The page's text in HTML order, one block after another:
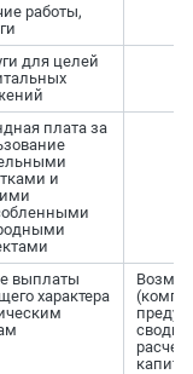
работы,
для целей
плата за
и
выплаты
характера